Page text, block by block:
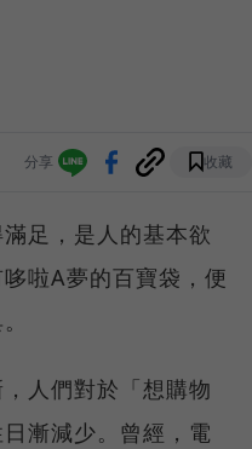
分享 收藏
足，是人的基本欲
啦A夢的百寶袋，便
人們對於「想購物
漸減少。曾經，電